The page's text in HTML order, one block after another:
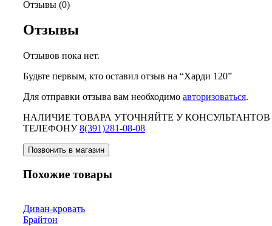
Отзывы (0)
Отзывы
Отзывов пока нет.
Будьте первым, кто оставил отзыв на “Харди 120”
Для отправки отзыва вам необходимо авторизоваться.
НАЛИЧИЕ ТОВАРА УТОЧНЯЙТЕ У
ТЕЛЕФОНУ8(391)281-08-08
Позвонить в магазин
Похожие товары
Диван-кровать
Брайтон